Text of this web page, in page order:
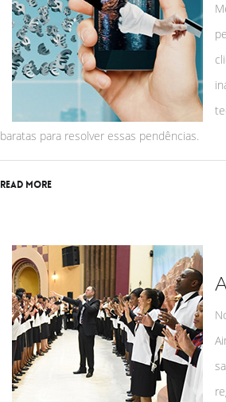
baratas para resolver essas pendências.
Read More